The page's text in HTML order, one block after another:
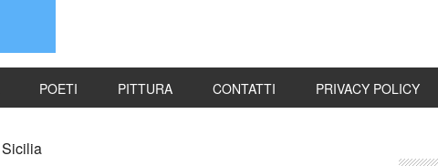
POETI PITTURA CONTATTI PRIVACY POLICY